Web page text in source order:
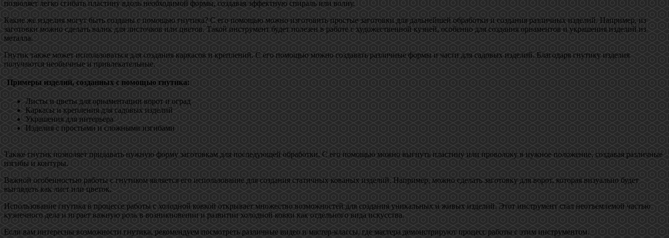
позволяет легко сгибать пластину вдоль необходимой формы, создавая эффектную спираль или волну.
Какие же изделия могут быть созданы с помощью гнутика? С его помощью можно изготовить простые заготовки для дальнейшей обработки и создания различных изделий. Например, из
заготовки можно сделать валик для листочков или цветов. Такой инструмент будет полезен в работе с художественной кузней, особенно для создания орнаментов и украшения изделий из
металла.
Гнутик также может использоваться для создания каркасов и креплений. С его помощью можно создавать различные формы и части для садовых изделий. Благодаря гнутику изделия
получаются необычные и привлекательные.
Примеры изделий, созданных с помощью гнутика:
Листы и цветы для орнаментации ворот и оград
Каркасы и крепления для садовых изделий
Украшения для интерьера
Изделия с простыми и сложными изгибами
Также гнутик позволяет придавать нужную форму заготовкам для последующей обработки. С его помощью можно выгнуть пластину или проволоку в нужное положение, создавая различные
изгибы и контуры.
Важной особенностью работы с гнутиком является его использование для создания статичных кованых изделий. Например, можно сделать заготовку для ворот, которая визуально будет
выглядеть как лист или цветок.
Использование гнутика в процессе работы с холодной ковкой открывает множество возможностей для создания уникальных и живых изделий. Этот инструмент стал неотъемлемой частью
кузнечного дела и играет важную роль в возникновении и развитии холодной ковки как отдельного вида искусства.
Если вам интересны возможности гнутика, рекомендуем посмотреть различные видео и мастер-классы, где мастера демонстрируют процесс работы с этим инструментом.